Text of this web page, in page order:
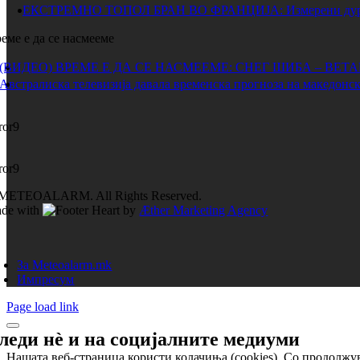
ЕКСТРЕМНО ТОПОЛ БРАН ВО ФРАНЦИЈА: Измерени дури
е да се насмееме
ВРЕМЕ Е ДА СЕ НАСМЕЕМЕ: СНЕГ ШИБА –
телевизија давала временска прогноза на
All Rights Reserved.
with
by Æther Marketing Agency
За Meteoalarm.mk
Импресум
Page load link
нѐ и насоцијалните медиуми
Нашата веб-страница користи колачиња (cookies). Со